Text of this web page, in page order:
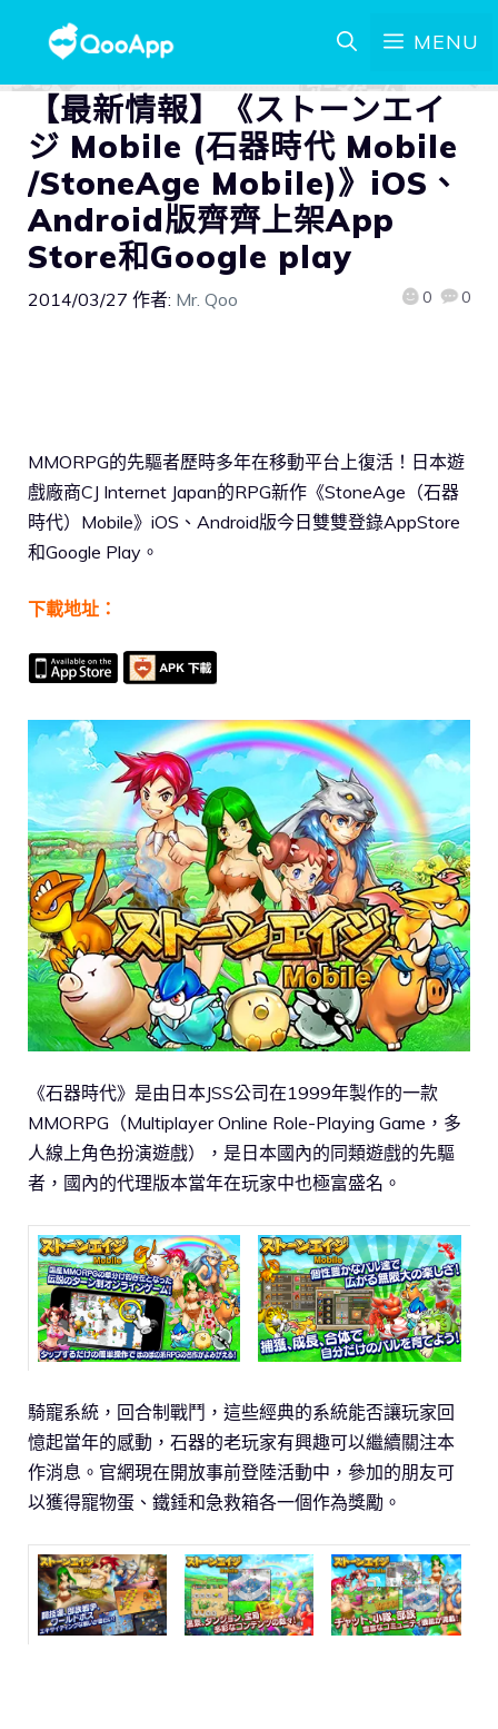
MENU
【最新情報】《ストーンエイ
ジ Mobile (石器時代 Mobile
/StoneAge Mobile)》iOS、
Android版齊齊上架App
Store和Google play
2014/03/27 作者: Mr. Qoo 0 0
MMORPG的先驅者歷時多年在移動平台上復活！日本遊
戲廠商CJ Internet Japan的RPG新作《StoneAge（石器
時代）Mobile》iOS、Android版今日雙雙登錄AppStore
和Google Play。
下載地址：
《石器時代》是由日本JSS公司在1999年製作的一款
MMORPG（Multiplayer Online Role-Playing Game，多
人線上角色扮演遊戲），是日本國內的同類遊戲的先驅
者，國內的代理版本當年在玩家中也極富盛名。
騎寵系統，回合制戰鬥，這些經典的系統能否讓玩家回
憶起當年的感動，石器的老玩家有興趣可以繼續關注本
作消息。官網現在開放事前登陸活動中，參加的朋友可
以獲得寵物蛋、鐵錘和急救箱各一個作為獎勵。